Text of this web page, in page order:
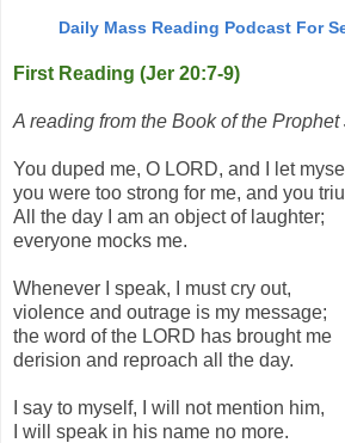
Daily Mass Reading Podcast For
First Reading (Jer 20:7-9)
A reading from the Book of the Prophet
You duped me, O LORD, and I let
you were too strong for me, and you
All the day I am an object of laughter;
everyone mocks me.
Whenever I speak, I must cry out,
violence and outrage is my message;
the word of the LORD has brought me
derision and reproach all the day.
I say to myself, I will not mention him,
I will speak in his name no more.